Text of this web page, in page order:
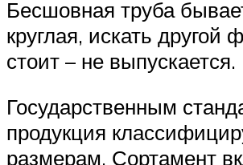
Бесшовная труба
круглая, искать другой
стоит – не выпускается.
Государственным
продукция
размерам. Сортамент